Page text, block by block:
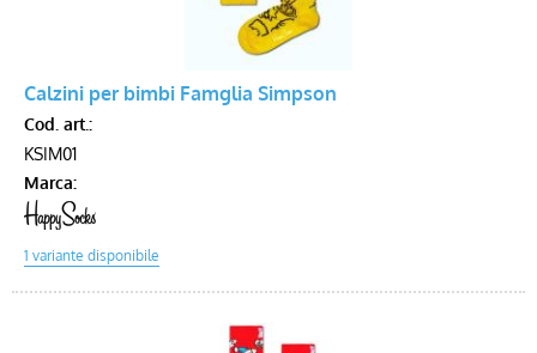
Calzini per bimbi Famglia Simpson
Cod. art.:
KSIM01
Marca: